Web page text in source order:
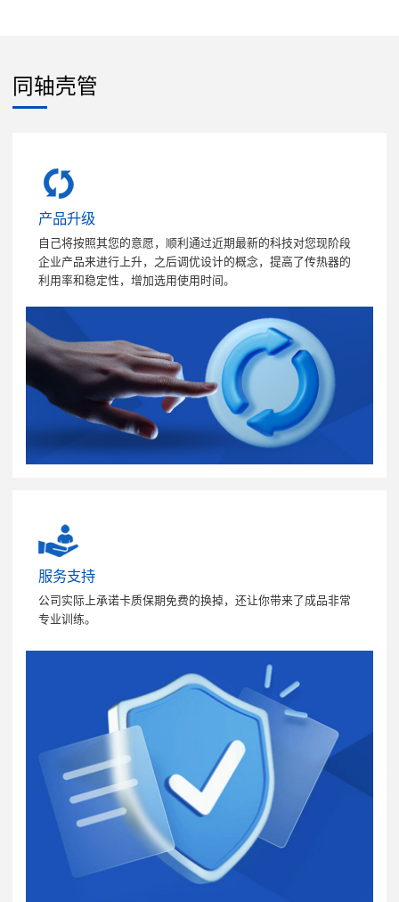
同轴壳管
产品升级
自己将按照其您的意愿，顺利通过近期最新的科技对您现阶段
企业产品来进行上升，之后调优设计的概念，提高了传热器的
利用率和稳定性，增加选用使用时间。
服务支持
公司实际上承诺卡质保期免费的换掉，还让你带来了成品非常
专业训练。